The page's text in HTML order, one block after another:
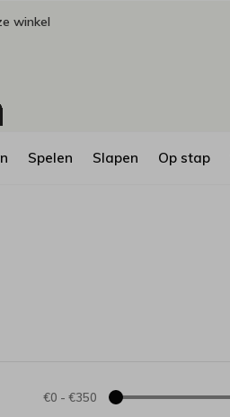
Spelen Slapen Op stap
winkel
€0 - €350